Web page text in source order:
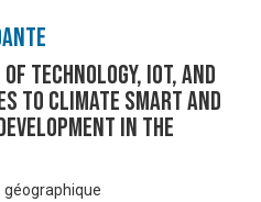
Technology, IOT, and
to climate smart and
in the
géographique